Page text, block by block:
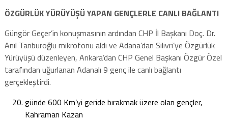
ÖZGÜRLÜK YÜRÜYÜŞÜ YAPAN GENÇLERLE CANLI BAĞLANTI
Güngör Geçer’in konuşmasının ardından CHP İl Başkanı Doç. Dr.
Anıl Tanburoğlu mikrofonu aldı ve Adana’dan Silivri’ye Özgürlük
Yürüyüşü düzenleyen, Ankara’dan CHP Genel Başkanı Özgür Özel
tarafından uğurlanan Adanalı 9 genç ile canlı bağlantı
gerçekleştirdi.
günde 600 Km’yi geride bırakmak üzere olan gençler,
Kahraman Kazan